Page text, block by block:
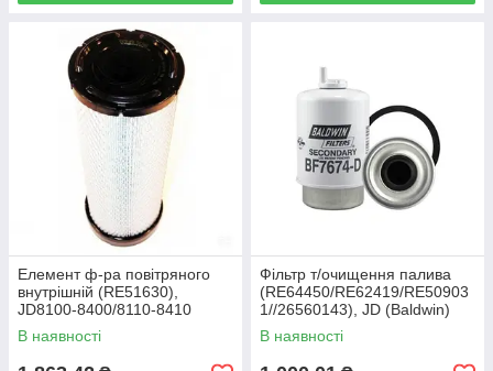
Елемент ф-ра повітряного
внутрішній (RE51630),
JD8100-8400/8110-8410
(Donaldson)
В наявності
Фільтр т/очищення палива
(RE64450/RE62419/RE50903
1//26560143), JD (Baldwin)
В наявності